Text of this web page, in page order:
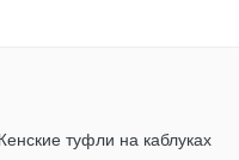
туфли на каблуках